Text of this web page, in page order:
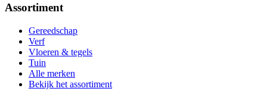
Assortiment
Gereedschap
Verf
Vloeren & tegels
Tuin
Alle merken
Bekijk het assortiment